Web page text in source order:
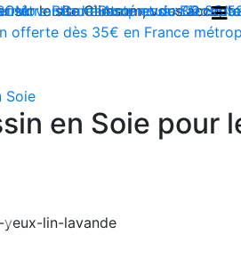
sur le site Climsom, vous
innovants de Santé et de Bien-
offerte dès 35€ en France
Contactez-nous : 02 85
être Beauté Acupression Dos
Soie
en Soie pour
Previous